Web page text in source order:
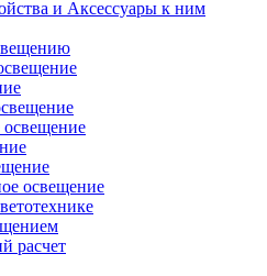
и Аксессуары к ним
освещение
освещение
расчет